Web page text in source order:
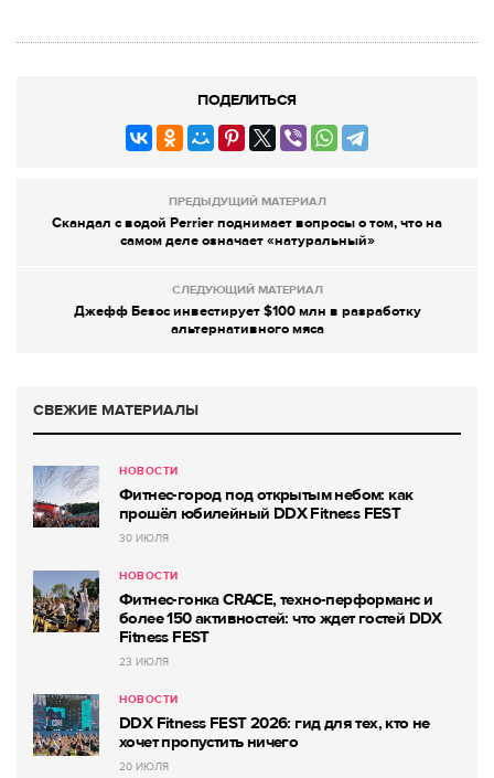
ПОДЕЛИТЬСЯ
ПРЕДЫДУЩИЙ МАТЕРИАЛ
Скандал с водой Perrier поднимает вопросы о том, что на
самом деле означает «натуральный»
СЛЕДУЮЩИЙ МАТЕРИАЛ
Джефф Безос инвестирует $100 млн в разработку
альтернативного мяса
СВЕЖИЕ МАТЕРИАЛЫ
НОВОСТИ
Фитнес-город под открытым небом: как
прошёл юбилейный DDX Fitness FEST
30 ИЮЛЯ
НОВОСТИ
Фитнес-гонка CRACE, техно-перформанс и
более 150 активностей: что ждет гостей DDX
Fitness FEST
23 ИЮЛЯ
НОВОСТИ
DDX Fitness FEST 2026: гид для тех, кто не
хочет пропустить ничего
20 ИЮЛЯ